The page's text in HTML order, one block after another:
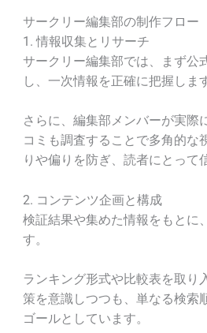
サークリー編集部の制作フロー
1. 情報収集とリサーチ
サークリー編集部では、まず公
し、一次情報を正確に把握しま
さらに、編集部メンバーが実際
コミも調査することで多角的な
りや偏りを防ぎ、読者にとって
2. コンテンツ企画と構成
検証結果や集めた情報をもとに
す。
ランキング形式や比較表を取り
策を意識しつつも、単なる検索
ゴールとしています。